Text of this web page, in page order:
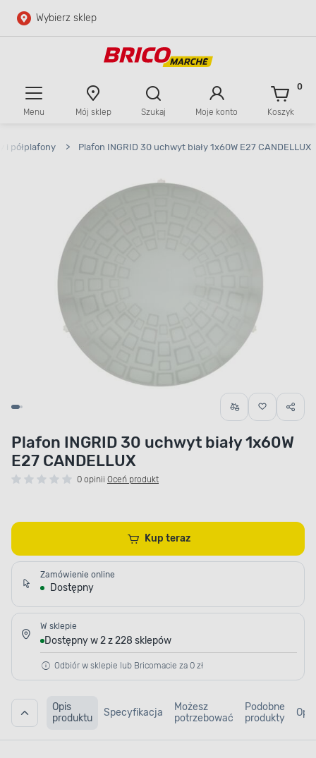
Przejdź do głównej zawartości
Wybierz sklep
Menu Mój sklep Szukaj Moje konto Koszyk
0
i półplafony > Plafon INGRID 30 uchwyt biały 1x60W E27 CANDELLUX
Plafon INGRID 30 uchwyt biały 1x60W
E27 CANDELLUX
0 opinii Oceń produkt
Kup teraz
Zamówienie online
Dostępny
W sklepie
Dostępny w 2 z 228 sklepów
Odbiór w sklepie lub Bricomacie za 0 zł
Opis
produktu
Specyfikacja
Możesz
potrzebować
Podobne
produkty